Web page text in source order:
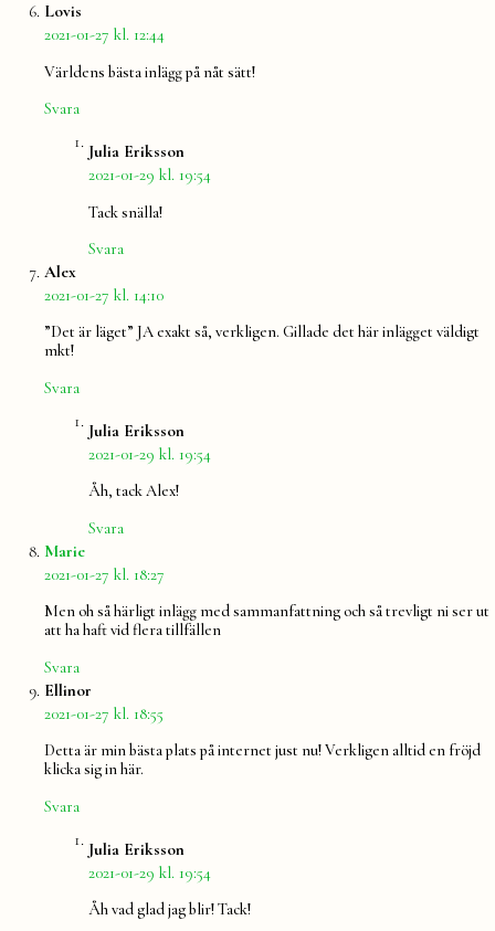
Lovis
2021-01-27 kl. 12:44
Världens bästa inlägg på nåt sätt!
Svara
Julia Eriksson
2021-01-29 kl. 19:54
Tack snälla!
Svara
Alex
2021-01-27 kl. 14:10
”Det är läget” JA exakt så, verkligen. Gillade det här inlägget väldigt
mkt!
Svara
Julia Eriksson
2021-01-29 kl. 19:54
Åh, tack Alex!
Svara
Mariesäger:
2021-01-27 kl. 18:27
Men oh så härligt inlägg med sammanfattning och så trevligt ni ser ut
att ha haft vid flera tillfällen
Svara
Ellinor
2021-01-27 kl. 18:55
Detta är min bästa plats på internet just nu! Verkligen alltid en fröjd
klicka sig in här.
Svara
Julia Eriksson
2021-01-29 kl. 19:54
Åh vad glad jag blir! Tack!